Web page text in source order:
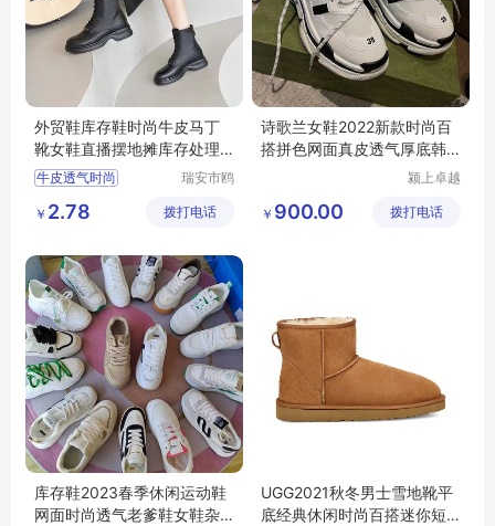
外贸鞋库存鞋时尚牛皮马丁
靴女鞋直播摆地摊库存处理
断码鞋
牛皮透气时尚
瑞安市鸥
￥ 2.78 拨打电话
诗歌兰女鞋2022新款时尚百
搭拼色网面真皮透气厚底韩
颍上卓越
有限公司
￥ 900.00 拨打电话
库存鞋2023春季休闲运动鞋
网面时尚透气老爹鞋女鞋杂
UGG2021秋冬男士雪地靴平
底经典休闲时尚百搭迷你短